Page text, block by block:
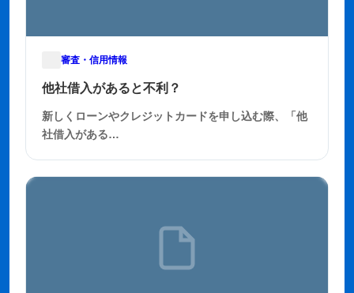
審査・信用情報
他社借入があると不利？
新しくローンやクレジットカードを申し込む際、「他
社借入がある…